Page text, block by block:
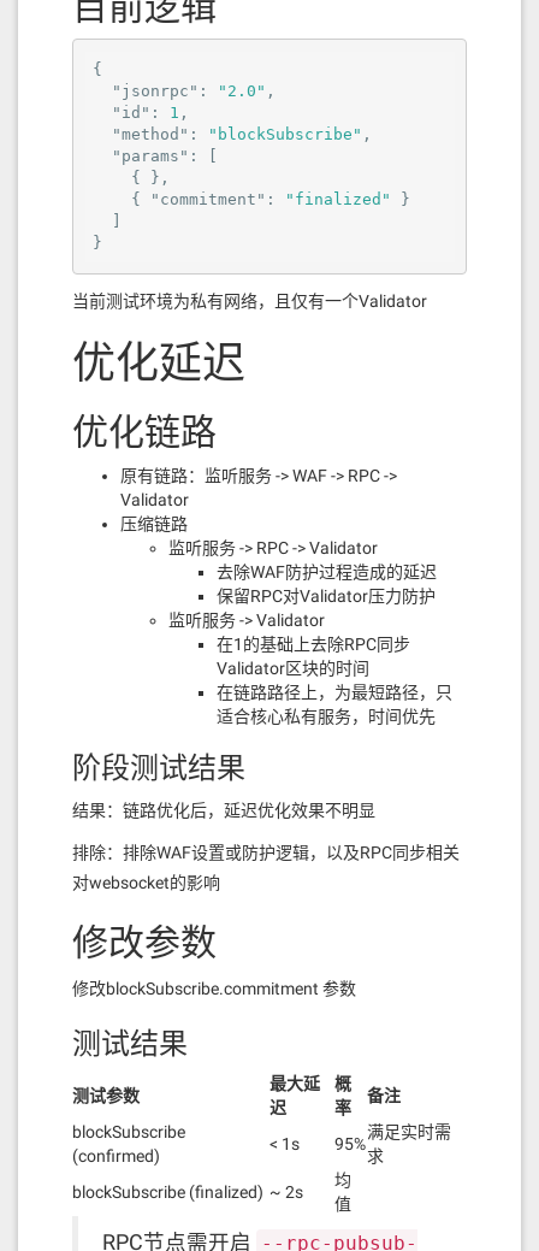
等 confirmed / finalized
极端情况（几秒后未 confirmed） → 补
压测优化（可选）
在私链 TPS 较低时，可增加持续模拟交
易
每个 slot 都有交易 → vote 更快生成 →
可使用无害空交易，不影响业务逻辑
可通过压测交易进一步降低
{
"jsonrpc" : "2.0" ,
"id" : 1 ,
"method" : "blockSubscribe" ,
"params" : [
    {
"commitment" : "finalized"
}
}
当前测试环境为私有网络，且仅有一个Validator
优化延迟
优化链路
原有链路：监听服务 -> WAF -> RPC ->
Validator
压缩链路
监听服务 -> RPC -> Validator
去除WAF防护过程造成的延迟
保留RPC对Validator压力防护
监听服务 -> Validator
在1的基础上去除RPC同步
Validator区块的时间
在链路路径上，为最短路径，只
适合核心私有服务，时间优先
阶段测试结果
结果：链路优化后，延迟优化效果不明显
排除：排除WAF设置或防护逻辑，以及RPC同步相关
对websocket的影响
修改参数
修改blockSubscribe.commitment 参数
测试结果
测试参数
最大延
迟
概
率
备注
blockSubscribe
(confirmed)
< 1s 95%
满足实时需
求
blockSubscribe (finalized) ~ 2s
均
值
RPC节点需开启 --rpc-pubsub-